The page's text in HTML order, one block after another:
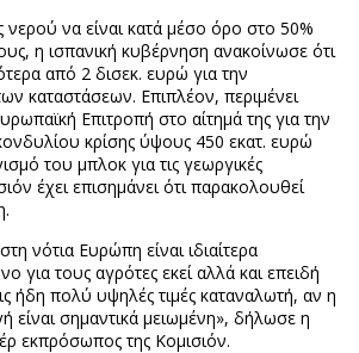
νερού να είναι κατά μέσο όρο στο 50%
η ισπανική κυβέρνηση ανακοίνωσε ότι
από 2 δισεκ. ευρώ για την
καταστάσεων. Επιπλέον, περιμένει
Επιτροπή στο αίτημά της για την
κρίσης ύψους 450 εκατ. ευρώ
του μπλοκ για τις γεωργικές
έχει επισημάνει ότι παρακολουθεί
νότια Ευρώπη είναι ιδιαίτερα
για τους αγρότες εκεί αλλά και επειδή
ήδη πολύ υψηλές τιμές καταναλωτή, αν η
είναι σημαντικά μειωμένη», δήλωσε η
εκπρόσωπος της Κομισιόν.